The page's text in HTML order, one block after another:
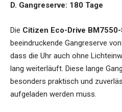
D. Gangreserve: 180 Tage
Die Citizen Eco-Drive BM7550-
beeindruckende Gangreserve
dass die Uhr auch ohne
lang weiterläuft. Diese lange
besonders praktisch und
aufgeladen werden muss.